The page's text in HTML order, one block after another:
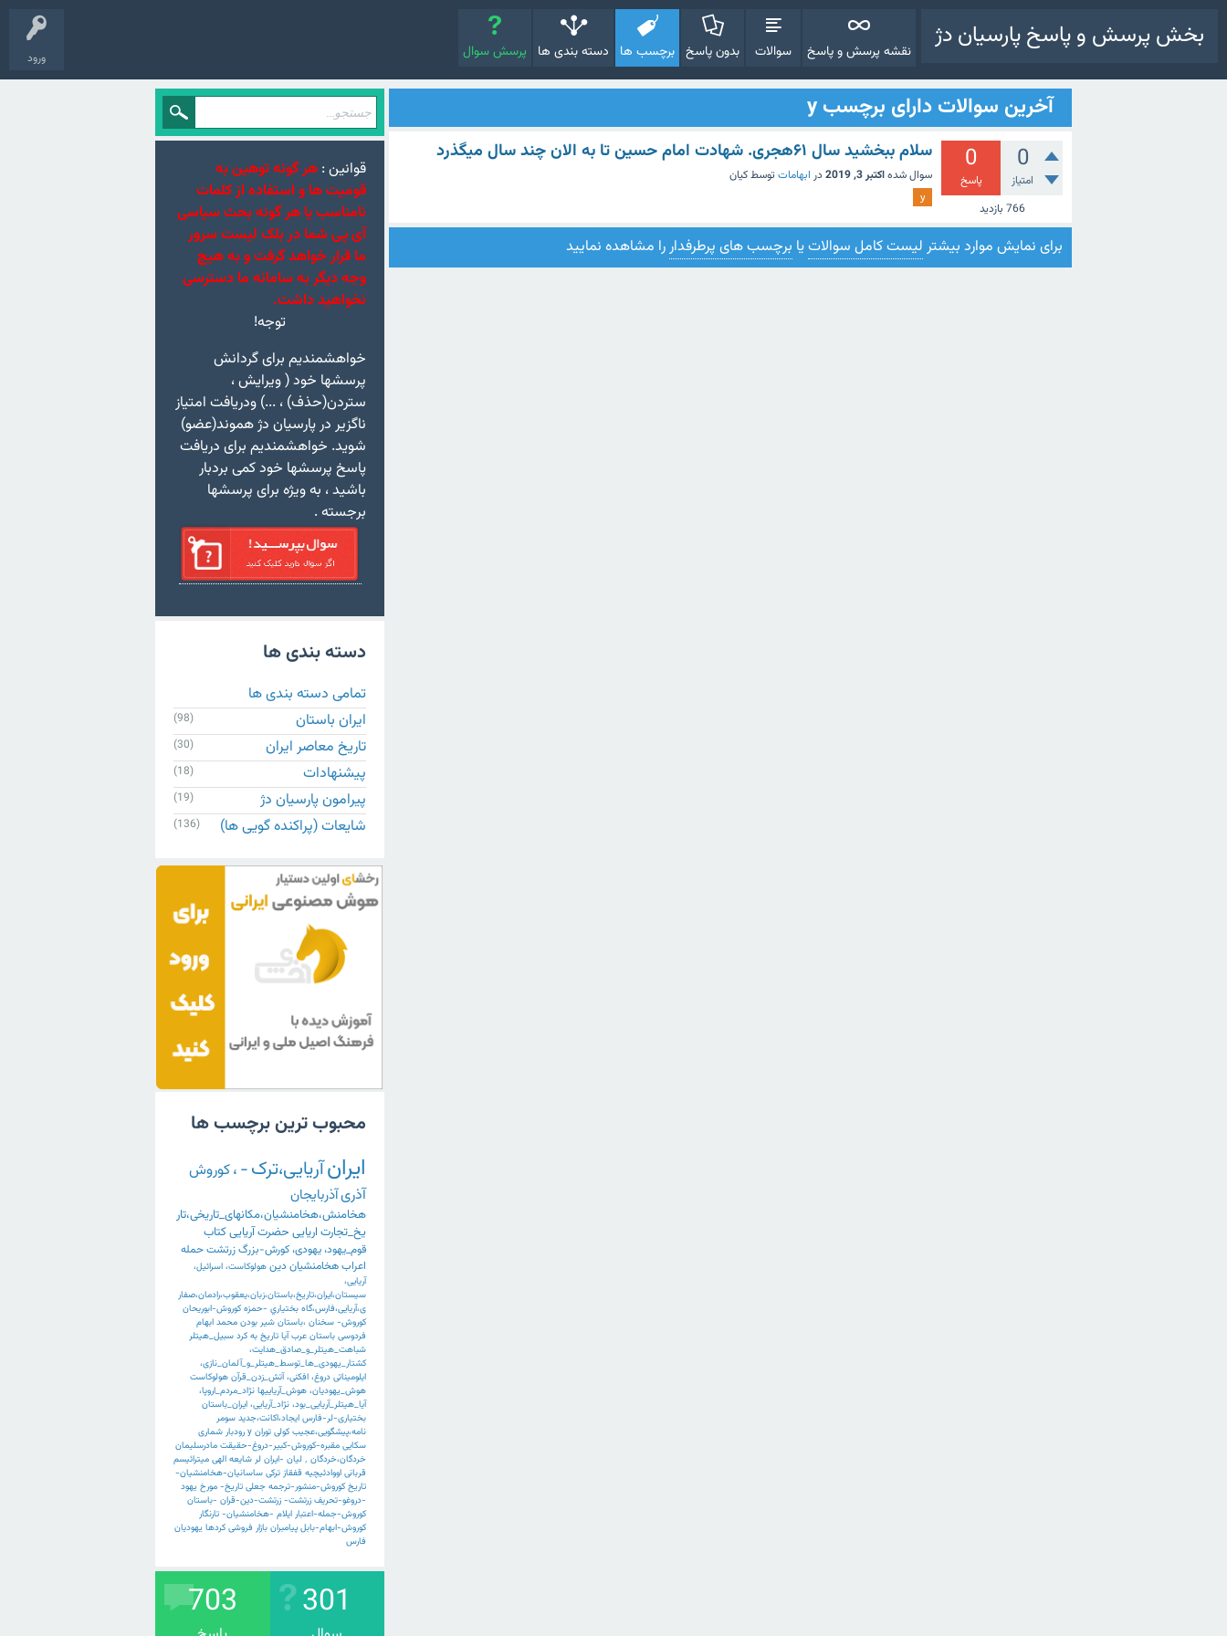
ورود
بخش پرسش و پاسخ پارسیان دژ نقشه پرسش و پاسخ سوالات بدون پاسخ برچسب ها دسته بندی ها پرسش سوال
آخرین سوالات دارای برچسب y
0
امتیاز
0
پاسخ
766 بازدید
سلام ببخشید سال ۶۱هجری. شهادت امام حسین تا به الان چند سال میگذرد
سوال شدهاکتبر 3, 2019 در ابهامات توسطکیان
y
برای نمایش موارد بیشتر لیست کامل سوالاتیا برچسب های پرطرفداررا مشاهده نمایید
قوانین : هر گونه توهین به
قومیت ها و استفاده از کلمات
نامناسب یا هر گونه بحث سیاسی
آی پی شما در بلک لیست سرور
ما قرار خواهد گرفت و به هیچ
وجه دیگر به سامانه ما دسترسی
نخواهید داشت.
توجه!
خواهشمندیم برای گردانش
پرسشها خود ( ویرایش ،
ستردن(حذف) ، ...) ودریافت امتیاز
ناگزیر در پارسیان دژ هموند(عضو)
شوید. خواهشمندیم برای دریافت
پاسخ پرسشها خود کمی بردبار
باشید ، به ویژه برای پرسشها
برجسته .
دسته بندی ها
تمامی دسته بندی ها
ایران باستان
(98)
تاریخ معاصر ایران (30)
پیشنهادات (18)
پیرامون پارسیان دژ (19)
شایعات (پراکنده گویی ها) (136)
محبوب ترین برچسب ها
ایرانآریایی،ترک-،کوروش
آذریآذربایجان
هخامنش،هخامنشیان،مکانهای_تاریخی،تار
یخ_تجارت اریایی حضرتآریاییکتاب
قوم_یهود،یهودی،کورش-بزرگزرتشتحمله
اعرابهخامنشیان دین هولوکاست، اسرائیل،
آریایی،
سیستان،ایران،تاریخ،باستان،زبان،یعقوب،رادمان،صفار
ی،آریایی،فارس،گاه بختياري -حمزه کوروش-ابوریحان
کوروش- سخنان ،باستان شیر بودن محمد ابهام
فردوسی باستان عرب آیا تاریخ به کرد سبیل_هیتلر
شباهت_هیتلر_و_صادق_هدایت،
کشتار_یهودی_ها_توسط_هیتلر_و_آلمان_نازی،
ایلومیناتی دروغ، افکنی، آتش_زدن_قرآن هولوکاست
هوش_یهودیان، هوش_آریاییها نژاد_مردم_اروپا،
آیا_هیتلر_آریایی_بود، نژاد_آریایی، ایران_باستان
بختیاری-لر-فارس ایجاد،اکانت،جدید سومر
نامه،پیشگویی،عجیب کولی توران y رودبار شماری
سکایی مقبره-کوروش-کبیر-دروغ-حقیقت مادرسلیمان
خردگان،خردگان ٬ لیان -ایران لر شایعه الهی میترائیسم
قربانی اووادئیچیه قفقاز ترکی ساسانیان-هخامنشیان-
تاریخ کوروش-منشور-ترجمه جعلی تاریخ- مورخ یهود
-دروغو-تحریف زرتشت- زرتشت-دین-قران -باستان
کوروش-جمله-اعتبار ایلام -هخامنشیان- تارنگار
کوروش-ابهام-بابل پیامبران بازار فروشی کردها یهودیان
فارس
301
703